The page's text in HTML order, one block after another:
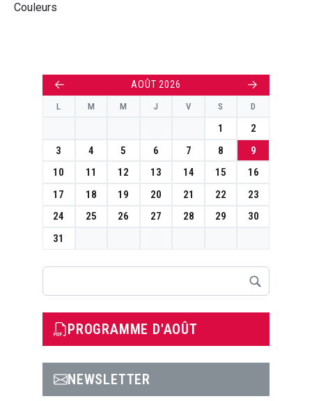
Couleurs
← AOÛT 2026 →
L M M J V S D
1
2
3
4 5 6 7 8
9
10
11 12 13 14 15
16
17
18 19 20 21 22
23
24
25 26 27 28 29
30
31
PROGRAMME D'AOÛT
NEWSLETTER